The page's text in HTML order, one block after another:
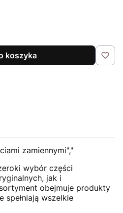
koszyka
zamiennymi","
wybór części
jak i
obejmuje produkty
spełniają wszelkie